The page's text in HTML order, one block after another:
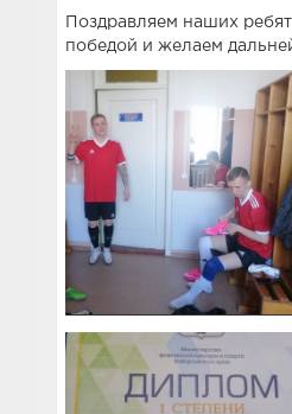
Поздравляем наших
победой и желаем